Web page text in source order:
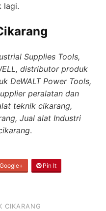
lagi.
Supplies Tools,
distributor produk
DeWALT Power Tools,
peralatan dan
teknik cikarang,
Jual alat Industri
.
Pin It
CIKARANG